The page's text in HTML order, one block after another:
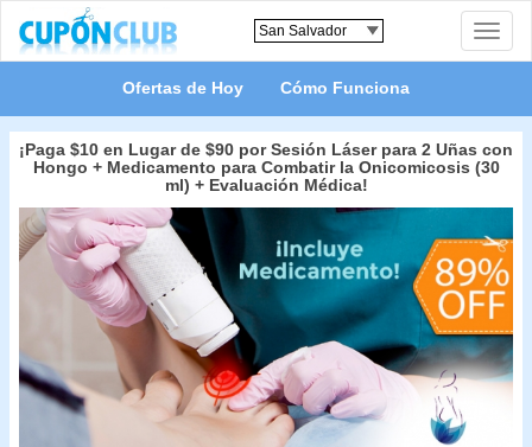
Toggle
Ofertas de Hoy Cómo Funciona
¡Paga $10 en Lugar de $90 por Sesión Láser para 2 Uñas con
Hongo + Medicamento para Combatir la Onicomicosis (30
ml) + Evaluación Médica!